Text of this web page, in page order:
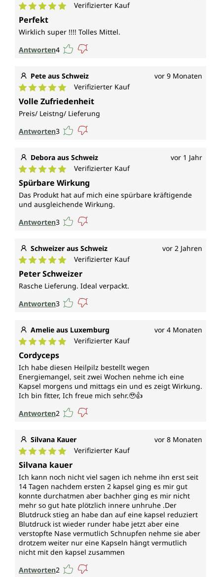
Durchschnittliche Bewertung von 5 von 5 Sternen
Verifizierter Kauf
Perfekt
Wirklich super !!!! Tolles Mittel.
Antworten4
Pete aus Schweiz vor 9 Monaten
Durchschnittliche Bewertung von 5 von 5 Sternen
Verifizierter Kauf
Volle Zufriedenheit
Preis/ Leistng/ Lieferung
Antworten3
Debora aus Schweiz vor 1 Jahr
Durchschnittliche Bewertung von 5 von 5 Sternen
Verifizierter Kauf
Spürbare Wirkung
Das Produkt hat auf mich eine spürbare kräftigende
und ausgleichende Wirkung.
Antworten3
Schweizer aus Schweiz vor 2 Jahren
Durchschnittliche Bewertung von 5 von 5 Sternen
Verifizierter Kauf
Peter Schweizer
Rasche Lieferung. Ideal verpackt.
Antworten3
Amelie aus Luxemburg vor 4 Monaten
Durchschnittliche Bewertung von 5 von 5 Sternen
Verifizierter Kauf
Cordyceps
Ich habe diesen Heilpilz bestellt wegen
Energiemangel, seit zwei Wochen nehme ich eine
Kapsel morgens und mittags ein und es zeigt Wirkung.
Ich bin fitter, Ich freue mich sehr.🥹👍
Antworten2
Silvana Kauer vor 8 Monaten
Durchschnittliche Bewertung von 5 von 5 Sternen
Verifizierter Kauf
Silvana kauer
Ich kann noch nicht viel sagen ich nehme ihn erst seit
14 Tagen nachdem ersten 2 kapsel ging es mir gut
konnte durchatmen aber bachher ging es mir nicht
mehr so gut hate plötzlich innere unhruhe .Der
Blutdruck stieg an habe dan auf eine kapsel reduziert
Blutdruck ist wieder runder habe jetzt aber eine
verstopfte Nase vermutlich Schnupfen nehme sie aber
drotzem weiter nur eine Kapseln hängt vermutlich
nicht mit den kapsel zusammen
Antworten2